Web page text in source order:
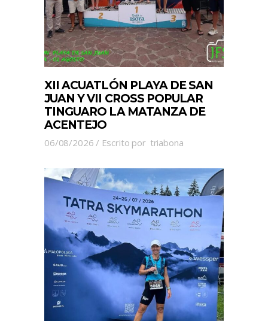
XII ACUATLÓN PLAYA DE SAN
JUAN Y VII CROSS POPULAR
TINGUARO LA MATANZA DE
ACENTEJO
06/08/2026 Escrito por triabona